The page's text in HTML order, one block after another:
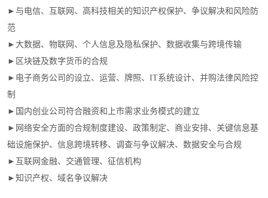
►与电信、互联网、高科技相关的知识产权保护、争议解决和风险防
范
►大数据、物联网、个人信息及隐私保护、数据收集与跨境传输
►区块链及数字货币的合规
►电子商务公司的设立、运营、牌照、IT系统设计、并购法律风险控
制
►国内创业公司符合融资和上市需求业务模式的建立
►网络安全方面的合规制度建设、政策制定、商业安排、关键信息基
础设施保护、信息跨境转移、调查与争议解决、数据安全与合规
►互联网金融、交通管理、征信机构
►知识产权、域名争议解决